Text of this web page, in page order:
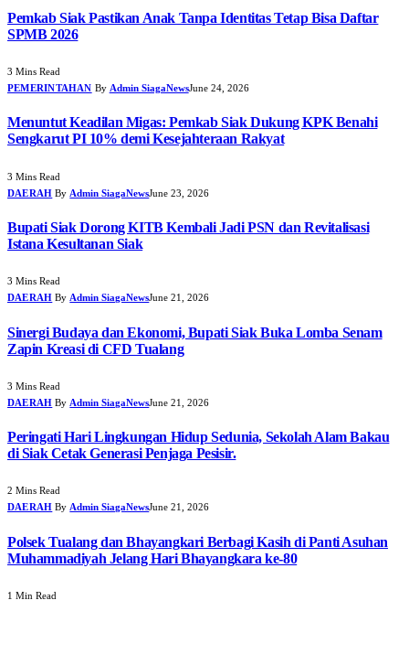
Pemkab Siak Pastikan Anak Tanpa Identitas Tetap Bisa Daftar
SPMB 2026
3 Mins Read
PEMERINTAHAN By Admin SiagaNewsJune 24, 2026
Menuntut Keadilan Migas: Pemkab Siak Dukung KPK Benahi
Sengkarut PI 10% demi Kesejahteraan Rakyat
3 Mins Read
DAERAH By Admin SiagaNewsJune 23, 2026
Bupati Siak Dorong KITB Kembali Jadi PSN dan Revitalisasi
Istana Kesultanan Siak
3 Mins Read
DAERAH By Admin SiagaNewsJune 21, 2026
Sinergi Budaya dan Ekonomi, Bupati Siak Buka Lomba Senam
Zapin Kreasi di CFD Tualang
3 Mins Read
DAERAH By Admin SiagaNewsJune 21, 2026
Peringati Hari Lingkungan Hidup Sedunia, Sekolah Alam Bakau
di Siak Cetak Generasi Penjaga Pesisir.
2 Mins Read
DAERAH By Admin SiagaNewsJune 21, 2026
Polsek Tualang dan Bhayangkari Berbagi Kasih di Panti Asuhan
Muhammadiyah Jelang Hari Bhayangkara ke-80
1 Min Read